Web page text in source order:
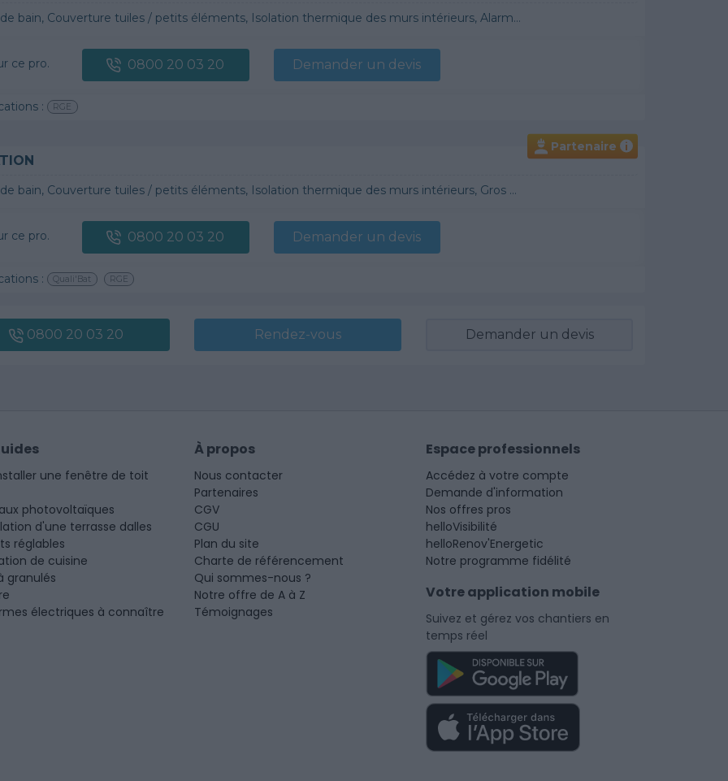
Couverture tuiles / petits éléments, Isolation thermique des murs intérieurs, Alarme, Isolation des combles aménageables, Traitement de l'eau, Décrassage / Démoussage de toiture, Cheminée, Terrassement, Plancher chauffant
ce pro. 0800 20 03 20 Demander un devis
: RGE
Partenaire i
Couverture tuiles / petits éléments, Isolation thermique des murs intérieurs, Gros œuvre, Plâtre traditionnel, Chauffage Fioul, Bétons cirés
ce pro. 0800 20 03 20 Demander un devis
: Quali'Bat RGE
0800 20 03 20 Rendez-vous Demander un devis
une fenêtre de toit
photovoltaïques
d'une terrasse dalles
réglables
de cuisine
granulés
électriques à connaître
À propos
Nous contacter
Partenaires
CGV
CGU
Plan du site
Charte de référencement
Qui sommes-nous ?
Notre offre de A à Z
Témoignages
Espace professionnels
Accédez à votre compte
Demande d'information
Nos offres pros
helloVisibilité
helloRenov'Energetic
Notre programme fidélité
Votre application mobile
Suivez et gérez vos chantiers en
temps réel